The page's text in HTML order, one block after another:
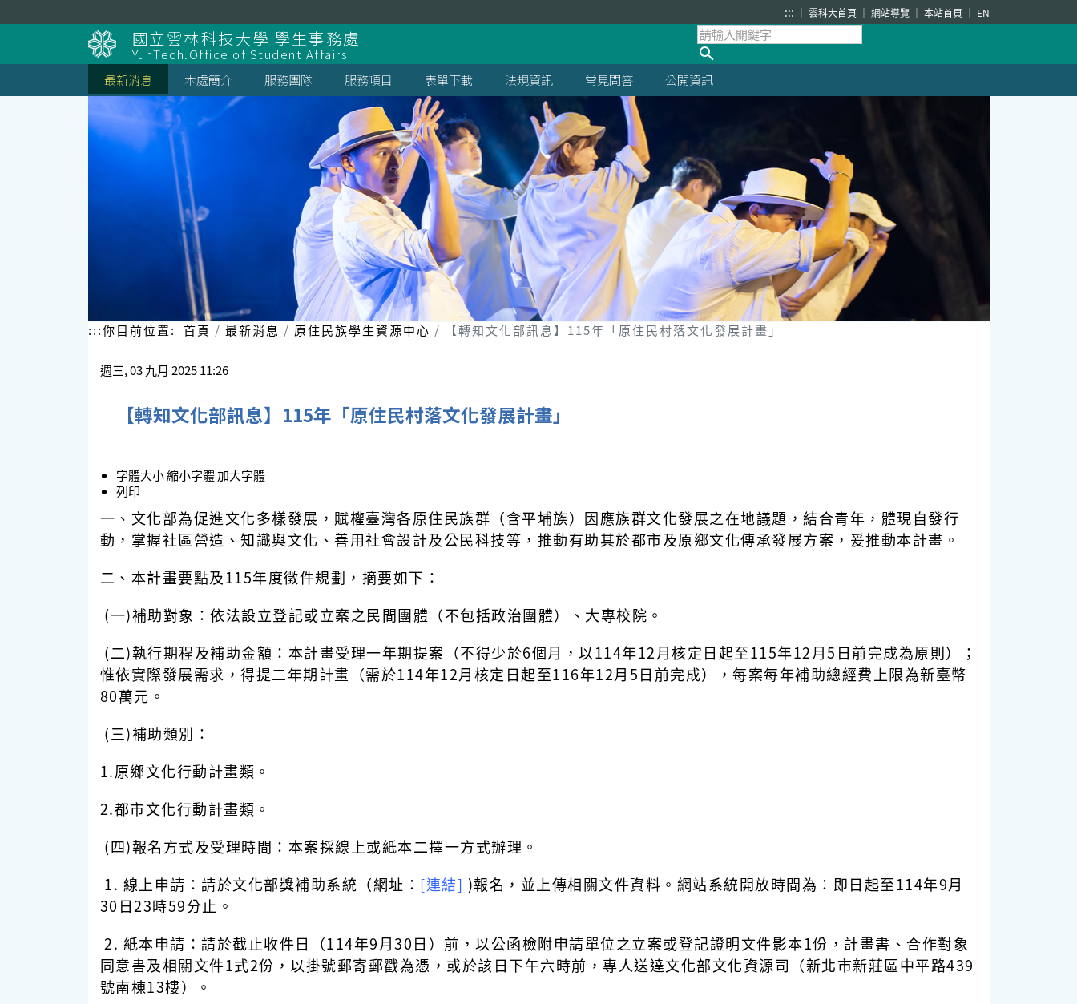
到
主
要
內
容
塊
::: 雲科大首頁 網站導覽 本站首頁 EN
國立雲林科技大學 學生事務處
YunTech.Office of Student Affairs
最新消息
本處簡介 服務團隊 服務項目 表單下載 法規資訊 常見問答 公開資訊
:::你目前位置: 首頁 最新消息 原住民族學生資源中心 【轉知文化部訊息】115年「原住民村落文化發展計畫」
週三, 03 九月 2025 11:26
【轉知文化部訊息】115年「原住民村落文化發展計畫」
字體大小縮小字體加大字體
列印
一、文化部為促進文化多樣發展，賦權臺灣各原住民族群（含平埔族）因應族群文化發展之在地議題，結合青年，體現自發行
動，掌握社區營造、知識與文化、善用社會設計及公民科技等，推動有助其於都市及原鄉文化傳承發展方案，爰推動本計畫。
二、本計畫要點及115年度徵件規劃，摘要如下：
(一)補助對象：依法設立登記或立案之民間團體（不包括政治團體）、大專校院。
(二)執行期程及補助金額：本計畫受理一年期提案（不得少於6個月，以114年12月核定日起至115年12月5日前完成為原則）；
惟依實際發展需求，得提二年期計畫（需於114年12月核定日起至116年12月5日前完成），每案每年補助總經費上限為新臺幣
80萬元。
(三)補助類別：
1.原鄉文化行動計畫類。
2.都市文化行動計畫類。
(四)報名方式及受理時間：本案採線上或紙本二擇一方式辦理。
1. 線上申請：請於文化部獎補助系統（網址： [連結] )報名，並上傳相關文件資料。網站系統開放時間為：即日起至114年9月
30日23時59分止。
2. 紙本申請：請於截止收件日（114年9月30日）前，以公函檢附申請單位之立案或登記證明文件影本1份，計畫書、合作對象
同意書及相關文件1式2份，以掛號郵寄郵戳為憑，或於該日下午六時前，專人送達文化部文化資源司（新北市新莊區中平路439
號南棟13樓）。